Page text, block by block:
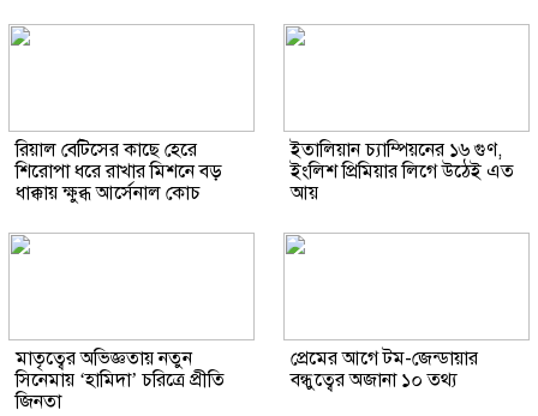
রিয়াল বেটিসের কাছে হেরে
শিরোপা ধরে রাখার মিশনে বড়
ধাক্কায় ক্ষুব্ধ আর্সেনাল কোচ
ইতালিয়ান চ্যাম্পিয়নের ১৬ গুণ,
ইংলিশ প্রিমিয়ার লিগে উঠেই এত
আয়
মাতৃত্বের অভিজ্ঞতায় নতুন
সিনেমায় ‘হামিদা’ চরিত্রে প্রীতি
জিনতা
প্রেমের আগে টম-জেন্ডায়ার
বন্ধুত্বের অজানা ১০ তথ্য